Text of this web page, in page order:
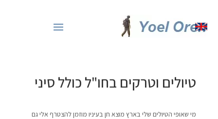
בְּאֲתָר
הַמְּסַיַּעַת
טיולים וטרקים בחו"ל כולל סיני
מי שאופי הטיולים שלי בארץ מוצא חן בעיניו מוזמן להצטרף אלי גם